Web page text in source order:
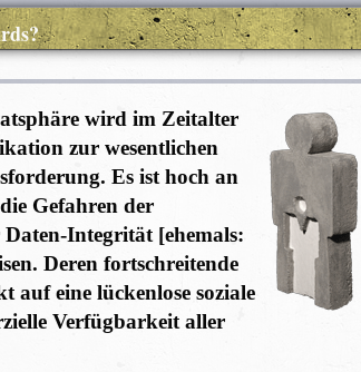
wird im Zeitalter
zur wesentlichen
Es ist hoch an
Gefahren der
Integrität [ehemals:
Deren fortschreitende
auf eine lückenlose soziale
Verfügbarkeit aller